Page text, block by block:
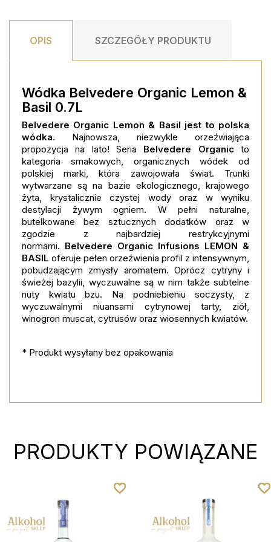
OPIS SZCZEGÓŁY PRODUKTU
Wódka Belvedere Organic Lemon &
Basil 0.7L
Belvedere Organic Lemon & Basil jest to polska
wódka. Najnowsza, niezwykle orzeźwiająca
propozycja na lato! Seria Belvedere Organicto
kategoria smakowych, organicznych wódek od
polskiej marki, która zawojowała świat. Trunki
wytwarzane są na bazie ekologicznego, krajowego
żyta, krystalicznie czystej wody oraz w wyniku
destylacji żywym ogniem. W pełni naturalne,
butelkowane bez sztucznych dodatków oraz w
zgodzie z najbardziej restrykcyjnymi
normami. Belvedere Organic Infusions LEMON &
BASIL oferuje pełen orzeźwienia profil z intensywnym,
pobudzającym zmysły aromatem. Oprócz cytryny i
świeżej bazylii, wyczuwalne są w nim także subtelne
nuty kwiatu bzu. Na podniebieniu soczysty, z
wyczuwalnymi niuansami cytrynowej tarty, ziół,
winogron muscat, cytrusów oraz wiosennych kwiatów.
* Produkt wysyłany bez opakowania
PRODUKTY POWIĄZANE
favorite_border
favorite_border
favorite_border
favorite_border favorite_border
favorite_border
favorite_border
favorite_border